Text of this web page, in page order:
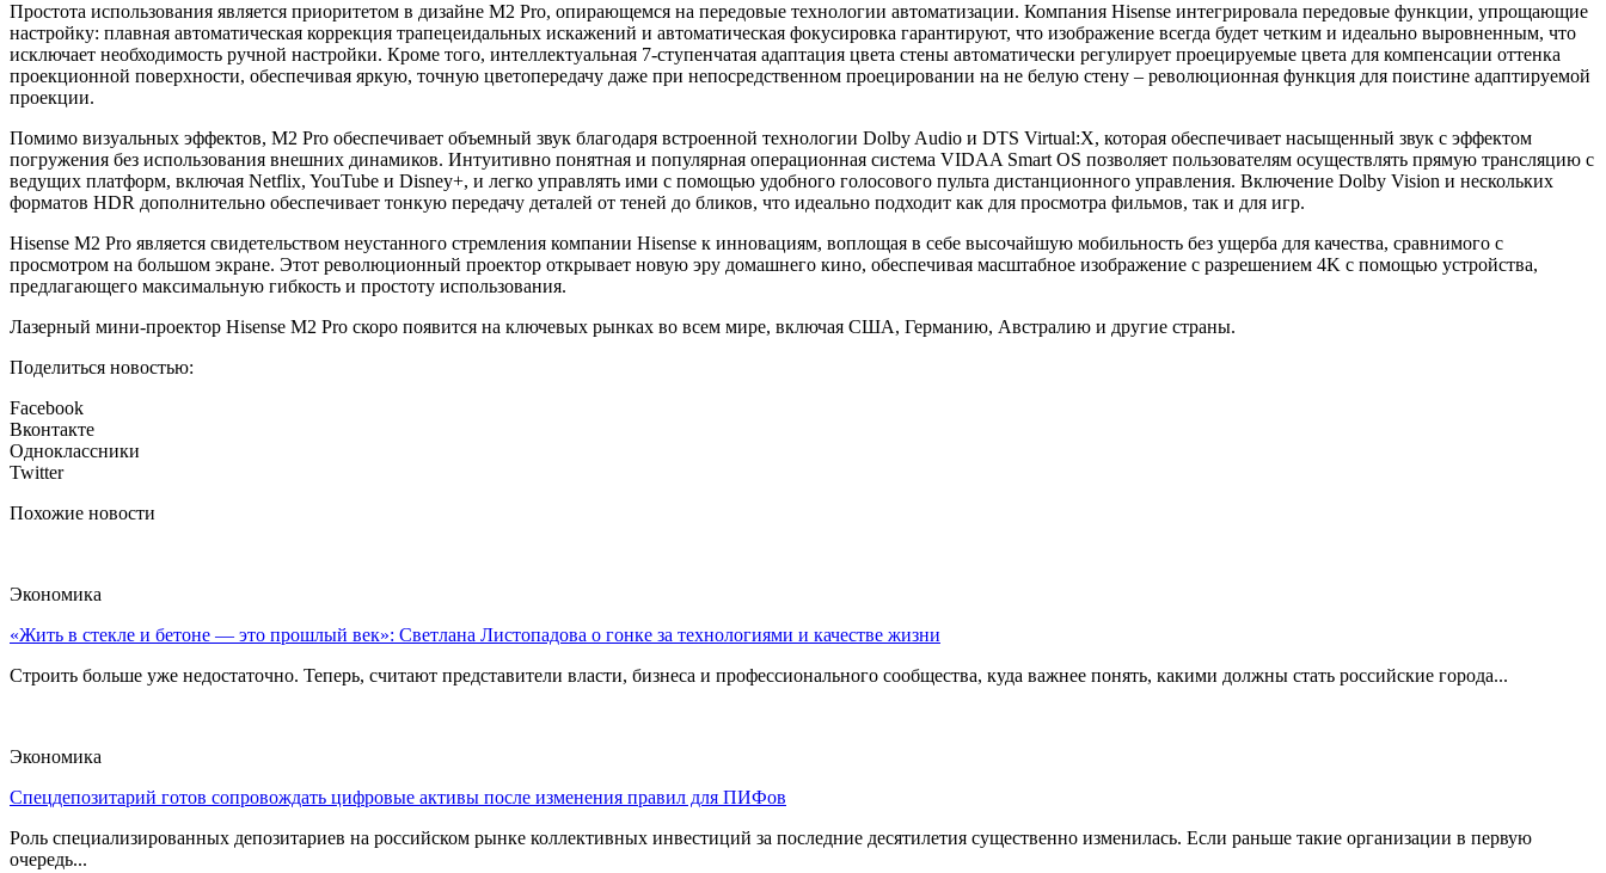
Простота использования является приоритетом в дизайне M2 Pro, опирающемся на передовые технологии автоматизации. Компания Hisense интегрировала передовые функции, упрощающие
настройку: плавная автоматическая коррекция трапецеидальных искажений и автоматическая фокусировка гарантируют, что изображение всегда будет четким и идеально выровненным, что
исключает необходимость ручной настройки. Кроме того, интеллектуальная 7-ступенчатая адаптация цвета стены автоматически регулирует проецируемые цвета для компенсации оттенка
проекционной поверхности, обеспечивая яркую, точную цветопередачу даже при непосредственном проецировании на не белую стену – революционная функция для поистине адаптируемой
проекции.
Помимо визуальных эффектов, M2 Pro обеспечивает объемный звук благодаря встроенной технологии Dolby Audio и DTS Virtual:X, которая обеспечивает насыщенный звук с эффектом
погружения без использования внешних динамиков. Интуитивно понятная и популярная операционная система VIDAA Smart OS позволяет пользователям осуществлять прямую трансляцию с
ведущих платформ, включая Netflix, YouTube и Disney+, и легко управлять ими с помощью удобного голосового пульта дистанционного управления. Включение Dolby Vision и нескольких
форматов HDR дополнительно обеспечивает тонкую передачу деталей от теней до бликов, что идеально подходит как для просмотра фильмов, так и для игр.
Hisense M2 Pro является свидетельством неустанного стремления компании Hisense к инновациям, воплощая в себе высочайшую мобильность без ущерба для качества, сравнимого с
просмотром на большом экране. Этот революционный проектор открывает новую эру домашнего кино, обеспечивая масштабное изображение с разрешением 4K с помощью устройства,
предлагающего максимальную гибкость и простоту использования.
Лазерный мини-проектор Hisense M2 Pro скоро появится на ключевых рынках во всем мире, включая США, Германию, Австралию и другие страны.
Поделиться новостью:
Facebook
Вконтакте
Одноклассники
Twitter
Похожие новости
Экономика
«Жить в стекле и бетоне — это прошлый век»: Светлана Листопадова о гонке за технологиями и качестве жизни
Строить больше уже недостаточно. Теперь, считают представители власти, бизнеса и профессионального сообщества, куда важнее понять, какими должны стать российские города...
Экономика
Спецдепозитарий готов сопровождать цифровые активы после изменения правил для ПИФов
Роль специализированных депозитариев на российском рынке коллективных инвестиций за последние десятилетия существенно изменилась. Если раньше такие организации в первую
очередь...